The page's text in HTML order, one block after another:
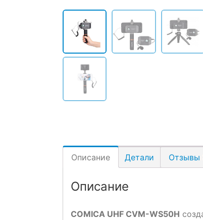
Описание Детали Отзывы
Описание
COMICA UHF CVM-WS50H